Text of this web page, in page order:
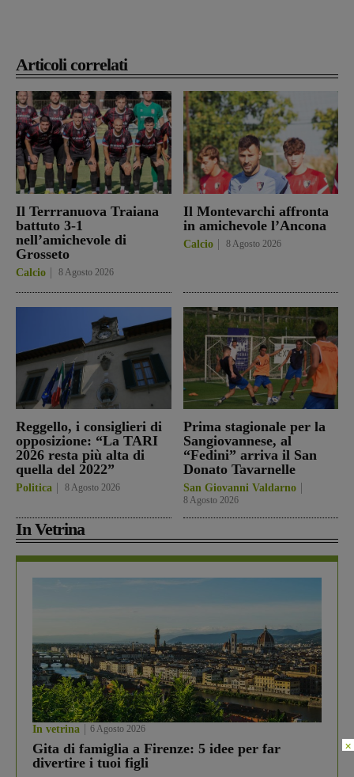
Articoli correlati
Il Terrranuova Traiana
battuto 3-1
nell’amichevole di
Grosseto
Calcio 8 Agosto 2026
Il Montevarchi affronta
in amichevole l’Ancona
Calcio 8 Agosto 2026
Reggello, i consiglieri di
opposizione: “La TARI
2026 resta più alta di
quella del 2022”
Politica 8 Agosto 2026
Prima stagionale per la
Sangiovannese, al
“Fedini” arriva il San
Donato Tavarnelle
San Giovanni Valdarno
8 Agosto 2026
In Vetrina
In vetrina 6 Agosto 2026
Gita di famiglia a Firenze: 5 idee per far
divertire i tuoi figli
×